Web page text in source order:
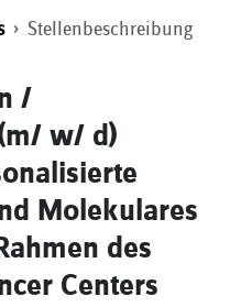
Stellenbeschreibung
/
w/ d)
Molekulares
des
Centers